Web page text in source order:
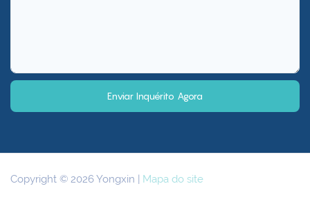
Enviar Inquérito Agora
Copyright © 2026 Yongxin | Mapa do site